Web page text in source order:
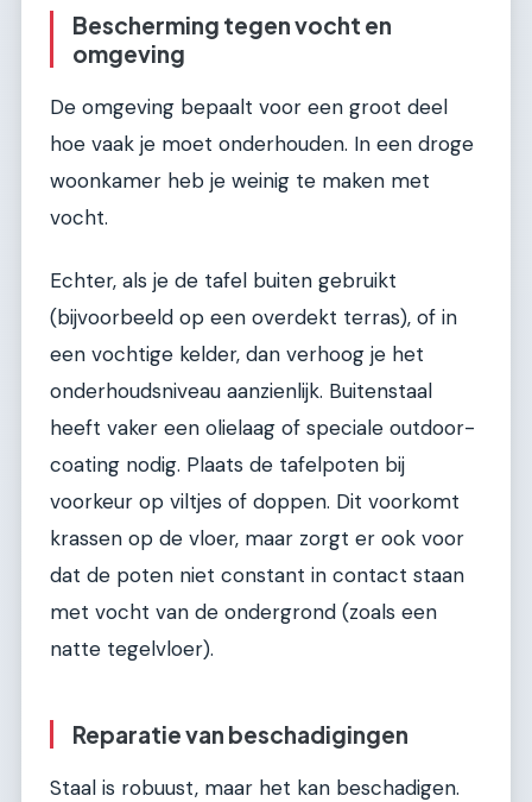
Bescherming tegen vocht en
omgeving
De omgeving bepaalt voor een groot deel
hoe vaak je moet onderhouden. In een droge
woonkamer heb je weinig te maken met
vocht.
Echter, als je de tafel buiten gebruikt
(bijvoorbeeld op een overdekt terras), of in
een vochtige kelder, dan verhoog je het
onderhoudsniveau aanzienlijk. Buitenstaal
heeft vaker een olielaag of speciale outdoor-
coating nodig. Plaats de tafelpoten bij
voorkeur op viltjes of doppen. Dit voorkomt
krassen op de vloer, maar zorgt er ook voor
dat de poten niet constant in contact staan
met vocht van de ondergrond (zoals een
natte tegelvloer).
Reparatie van beschadigingen
Staal is robuust, maar het kan beschadigen.